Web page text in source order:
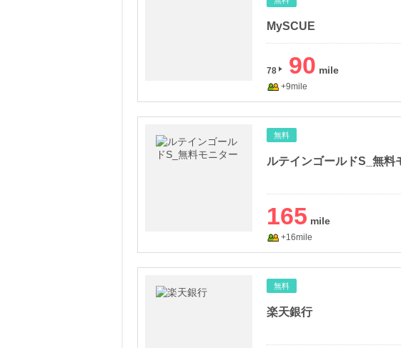
MySCUE
78 90
+9mile
無料
ルテインゴールドS_無料
165
+16mile
無料
楽天銀行